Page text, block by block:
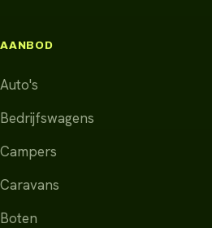
AANBOD
Auto's
Bedrijfswagens
Campers
Caravans
Boten